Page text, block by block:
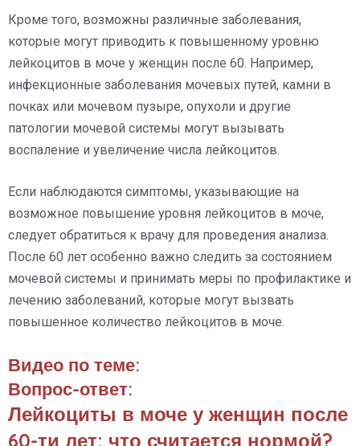
Кроме того, возможны различные заболевания,
которые могут приводить к повышенному уровню
лейкоцитов в моче у женщин после 60. Например,
инфекционные заболевания мочевых путей, камни в
почках или мочевом пузыре, опухоли и другие
патологии мочевой системы могут вызывать
воспаление и увеличение числа лейкоцитов.
Если наблюдаются симптомы, указывающие на
возможное повышение уровня лейкоцитов в моче,
следует обратиться к врачу для проведения анализа.
После 60 лет особенно важно следить за состоянием
мочевой системы и принимать меры по профилактике и
лечению заболеваний, которые могут вызвать
повышенное количество лейкоцитов в моче.
Видео по теме:
Вопрос-ответ:
Лейкоциты в моче у женщин после
60-ти лет: что считается нормой?